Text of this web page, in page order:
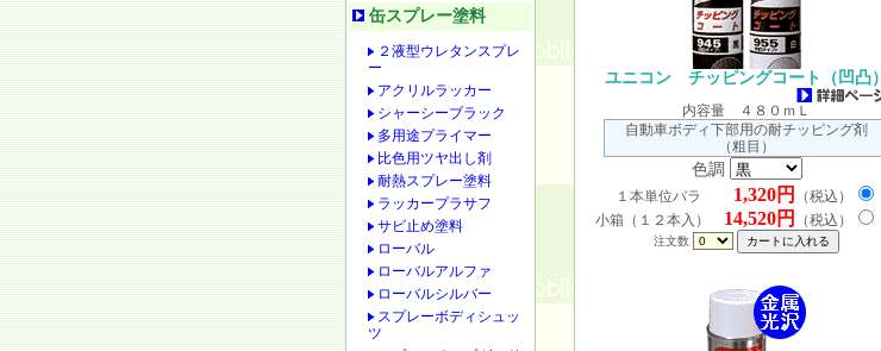
ユニコン チッピングコート（凹凸）
内容量 ４８０ｍＬ
自動車ボディ下部用の耐チッピング剤
（粗目）
色調
１本単位バラ 1,320円
（税込）
小箱（１２本入）
14,520円 （税込）
注文数
缶スプレー塗料
２液型ウレタンスプレ
ー
アクリルラッカー
シャーシーブラック
多用途プライマー
比色用ツヤ出し剤
耐熱スプレー塗料
ラッカープラサフ
サビ止め塗料
ローバル
ローバルアルファ
ローバルシルバー
スプレーボディシュッ
ツ